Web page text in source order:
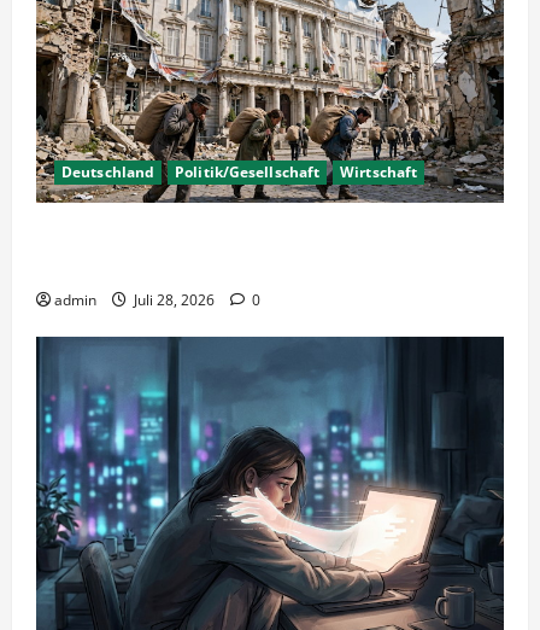
Deutschland Politik/Gesellschaft Wirtschaft
admin Juli 28, 2026 0